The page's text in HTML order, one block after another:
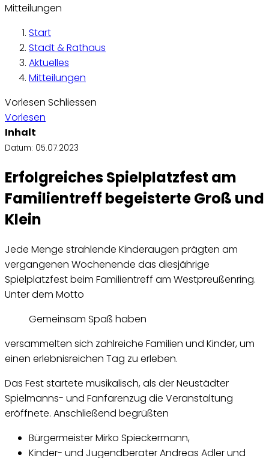
Mitteilungen
Start
Stadt & Rathaus
Aktuelles
Mitteilungen
Vorlesen Schliessen
Vorlesen
Inhalt
Datum: 05.07.2023
Erfolgreiches Spielplatzfest am
Familientreff begeisterte Groß und
Klein
Jede Menge strahlende Kinderaugen prägten am
vergangenen Wochenende das diesjährige
Spielplatzfest beim Familientreff am Westpreußenring.
Unter dem Motto
Gemeinsam Spaß haben
versammelten sich zahlreiche Familien und Kinder, um
einen erlebnisreichen Tag zu erleben.
Das Fest startete musikalisch, als der Neustädter
Spielmanns- und Fanfarenzug die Veranstaltung
eröffnete. Anschließend begrüßten
Bürgermeister Mirko Spieckermann,
Kinder- und Jugendberater Andreas Adler und